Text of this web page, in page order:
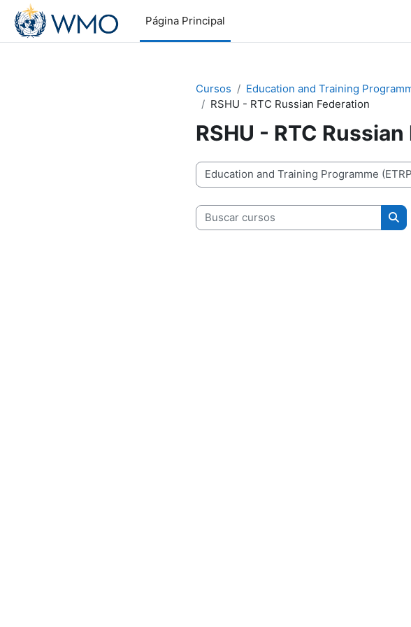
Salta al contenido principal
Página Principal
Cursos Education and Training
RSHU - RTC Russian Federation
RSHU - RTC
Categorías
Buscar cursos